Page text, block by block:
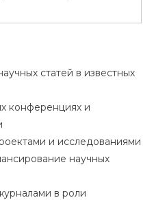
статей в известных
конференциях и
и исследованиями
научных
в роли